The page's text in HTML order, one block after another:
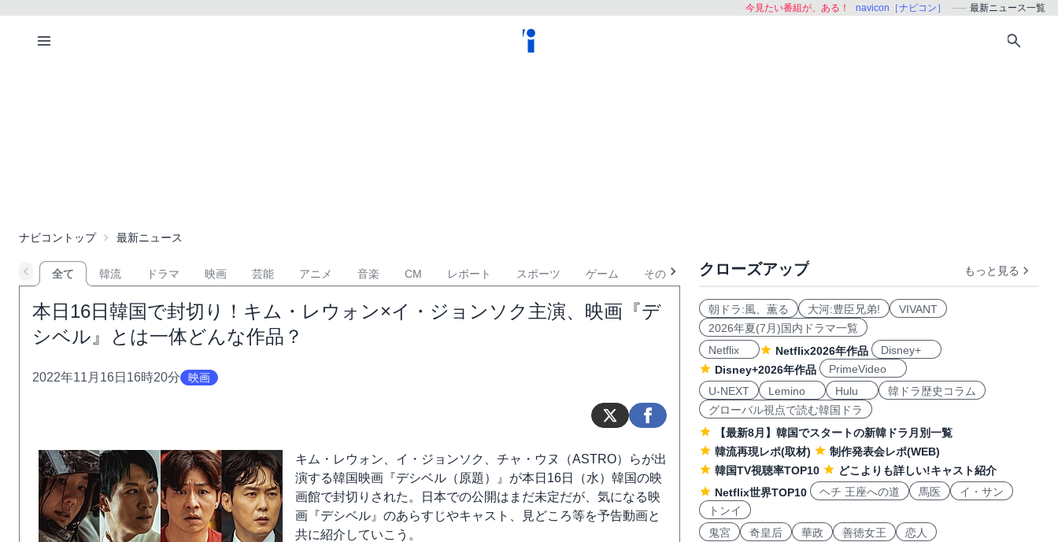
今見たい番組が、ある！ navicon［ナビコン］ 最新ニュース一覧
ナビコントップ 最新ニュース
全て 韓流 ドラマ 映画 芸能 アニメ 音楽 CM レポート スポーツ ゲーム その他
本日16日韓国で封切り！キム・レウォン×イ・ジョンソク主演、映画『デ
シベル』とは一体どんな作品？
2022年11月16日16時20分 映画
キム・レウォン、イ・ジョンソク、チャ・ウヌ（ASTRO）らが出
演する韓国映画『デシベル（原題）』が本日16日（水）韓国の映
画館で封切りされた。日本での公開はまだ未定だが、気になる映
画『デシベル』のあらすじやキャスト、見どころ等を予告動画と
共に紹介していこう。
クローズアップ もっと見る
朝ドラ:風、薫る 大河:豊臣兄弟!
VIVANT
2026年夏(7月)国内ドラマ一覧
Netflix
Netflix2026年作品
Disney+
Disney+2026年作品
PrimeVideo
U-NEXT
Lemino Hulu
韓ドラ歴史コラム
グローバル視点で読む韓国ドラ
【最新8月】韓国でスタートの新韓ドラ月別一覧
韓流再現レポ(取材)
制作発表会レポ(WEB)
韓国TV視聴率TOP10
どこよりも詳しい!キャスト紹介
Netflix世界TOP10
ヘチ 王座への道 馬医
イ・サン
トンイ
鬼宮
奇皇后 華政 善徳女王
恋人